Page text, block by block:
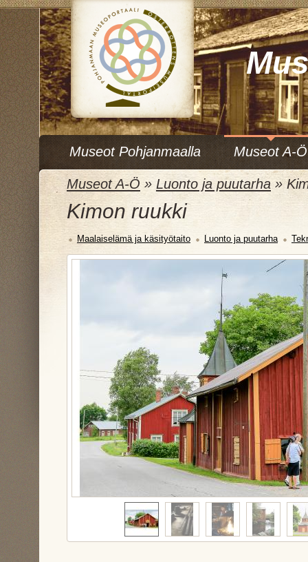
Museot Pohjanmaalla Museot A-Ö
Museot A-Ö » Luonto ja puutarha »
Kimon ruukki
Maalaiselämä ja käsityötaito Luonto ja puutarha